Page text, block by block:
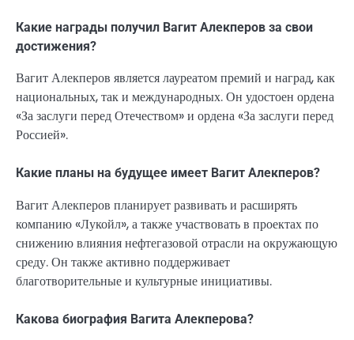
Какие награды получил Вагит Алекперов за свои
достижения?
Вагит Алекперов является лауреатом премий и наград, как
национальных, так и международных. Он удостоен ордена
«За заслуги перед Отечеством» и ордена «За заслуги перед
Россией».
Какие планы на будущее имеет Вагит Алекперов?
Вагит Алекперов планирует развивать и расширять
компанию «Лукойл», а также участвовать в проектах по
снижению влияния нефтегазовой отрасли на окружающую
среду. Он также активно поддерживает
благотворительные и культурные инициативы.
Какова биография Вагита Алекперова?